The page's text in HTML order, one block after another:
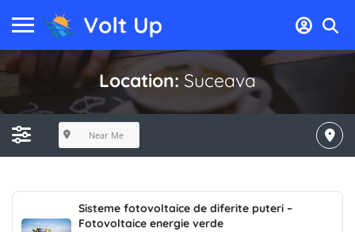
Location:Suceava
Near Me
Sisteme fotovoltaice de diferite puteri –
Fotovoltaice energie verde